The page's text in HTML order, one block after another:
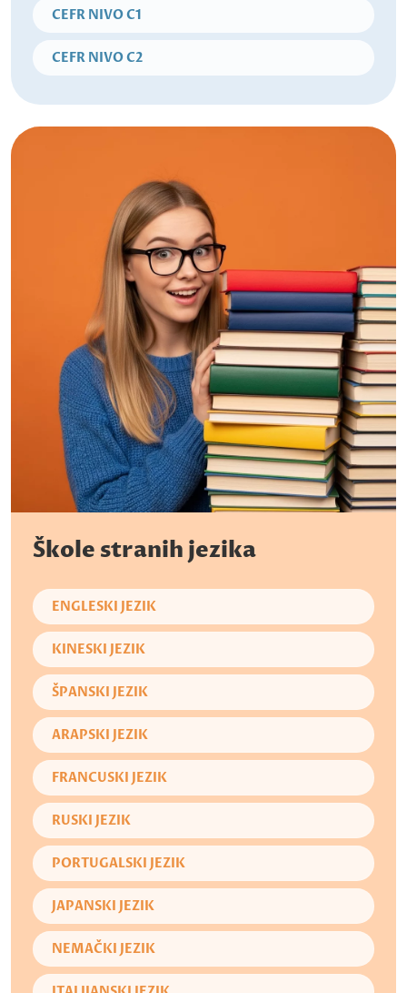
CEFR NIVO C1
CEFR NIVO C2
Škole stranih jezika
ENGLESKI JEZIK
KINESKI JEZIK
ŠPANSKI JEZIK
ARAPSKI JEZIK
FRANCUSKI JEZIK
RUSKI JEZIK
PORTUGALSKI JEZIK
JAPANSKI JEZIK
NEMAČKI JEZIK